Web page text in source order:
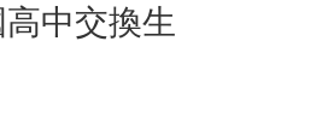
中交換生